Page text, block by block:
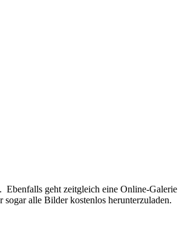
geht zeitgleich eine Online-Galerie
alle Bilder kostenlos herunterzuladen.